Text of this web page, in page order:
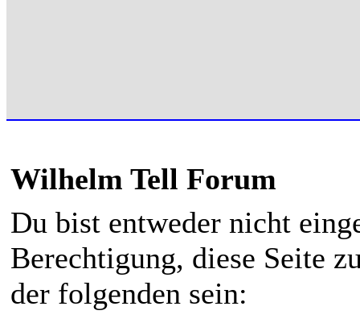
Wilhelm Tell Forum
Du bist entweder nicht
Berechtigung, diese Seite
der folgenden sein: